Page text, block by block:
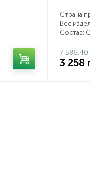
Страна
Вес
Состав:
7 586.40
3 258